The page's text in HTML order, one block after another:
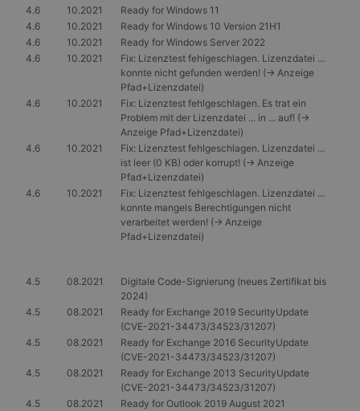
4.6
10.2021
Ready for Windows 11
4.6
10.2021
Ready for Windows 10 Version 21H1
4.6
10.2021
Ready for Windows Server 2022
4.6
10.2021
Fix: Lizenztest fehlgeschlagen. Lizenzdatei ...
konnte nicht gefunden werden! (-> Anzeige
Pfad+Lizenzdatei)
4.6
10.2021
Fix: Lizenztest fehlgeschlagen. Es trat ein
Problem mit der Lizenzdatei ... in ... auf! (->
Anzeige Pfad+Lizenzdatei)
4.6
10.2021
Fix: Lizenztest fehlgeschlagen. Lizenzdatei ...
ist leer (0 KB) oder korrupt! (-> Anzeige
Pfad+Lizenzdatei)
4.6
10.2021
Fix: Lizenztest fehlgeschlagen. Lizenzdatei ...
konnte mangels Berechtigungen nicht
verarbeitet werden! (-> Anzeige
Pfad+Lizenzdatei)
4.5 08.2021
Digitale Code-Signierung (neues Zertifikat bis
2024)
4.5
08.2021
Ready for Exchange 2019 SecurityUpdate
(CVE-2021-34473/34523/31207)
4.5
08.2021
Ready for Exchange 2016 SecurityUpdate
(CVE-2021-34473/34523/31207)
4.5
08.2021
Ready for Exchange 2013 SecurityUpdate
(CVE-2021-34473/34523/31207)
4.5
08.2021
Ready for Outlook 2019 August 2021